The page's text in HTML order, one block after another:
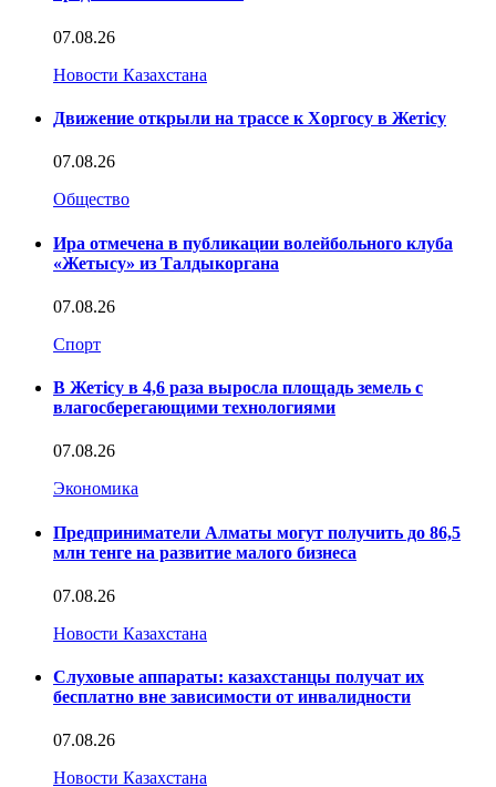
07.08.26
Новости Казахстана
Движение открыли на трассе к Хоргосу в Жетісу
07.08.26
Общество
Ира отмечена в публикации волейбольного клуба
«Жетысу» из Талдыкоргана
07.08.26
Спорт
В Жетісу в 4,6 раза выросла площадь земель с
влагосберегающими технологиями
07.08.26
Экономика
Предприниматели Алматы могут получить до 86,5
млн тенге на развитие малого бизнеса
07.08.26
Новости Казахстана
Слуховые аппараты: казахстанцы получат их
бесплатно вне зависимости от инвалидности
07.08.26
Новости Казахстана